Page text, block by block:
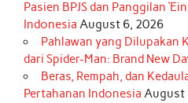
Pasien BPJS dan Panggilan
Indonesia August 6, 2026
Pahlawan yang Dilupakan
dari Spider-Man: Brand New
Beras, Rempah, dan
Pertahanan Indonesia August